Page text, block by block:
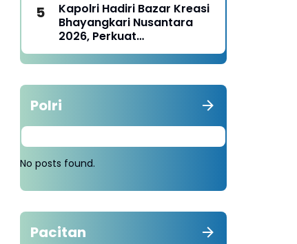
Kapolri Hadiri Bazar Kreasi
Bhayangkari Nusantara
2026, Perkuat
Pemberdayaan UMKM dan
Budaya Lokal
Polri
No posts found.
Pacitan